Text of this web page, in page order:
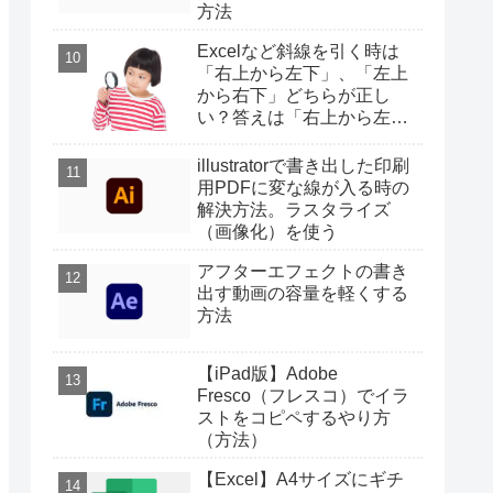
方法
Excelなど斜線を引く時は
「右上から左下」、「左上
から右下」どちらが正し
い？答えは「右上から左
illustratorで書き出した印刷
用PDFに変な線が入る時の
解決方法。ラスタライズ
（画像化）を使う
アフターエフェクトの書き
出す動画の容量を軽くする
方法
【iPad版】Adobe
Fresco（フレスコ）でイラ
ストをコピペするやり方
（方法）
【Excel】A4サイズにギチ